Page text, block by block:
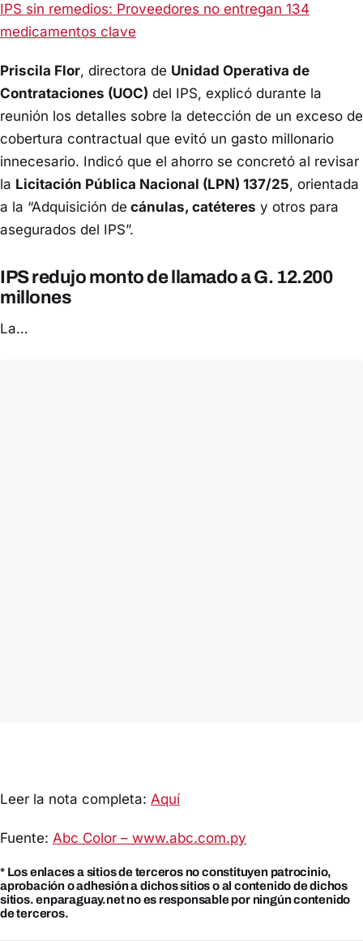
IPS sin remedios: Proveedores no entregan 134
medicamentos clave
Priscila Flor, directora de Unidad Operativa de
Contrataciones (UOC) del IPS, explicó durante la
reunión los detalles sobre la detección de un exceso de
cobertura contractual que evitó un gasto millonario
innecesario. Indicó que el ahorro se concretó al revisar
la Licitación Pública Nacional (LPN) 137/25, orientada
a la “Adquisición de cánulas, catéteres y otros para
asegurados del IPS”.
IPS redujo monto de llamado a G. 12.200
millones
La…
Leer la nota completa: Aquí
Fuente: Abc Color – www.abc.com.py
* Los enlaces a sitios de terceros no constituyen patrocinio,
aprobación o adhesión a dichos sitios o al contenido de dichos
sitios. enparaguay.net no es responsable por ningún contenido
de terceros.